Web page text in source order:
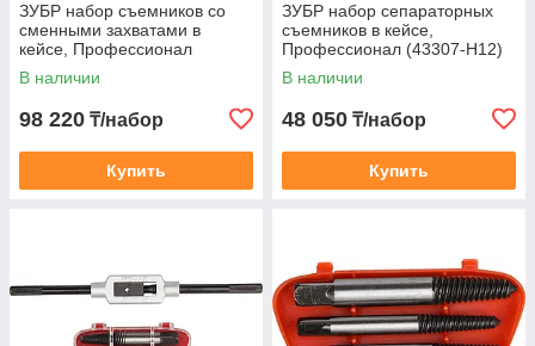
ЗУБР набор съемников со
сменными захватами в
кейсе, Профессионал
(43305-H13)
В наличии
98 220 ₸/набор
Купить
ЗУБР набор сепараторных
съемников в кейсе,
Профессионал (43307-H12)
В наличии
48 050 ₸/набор
Купить